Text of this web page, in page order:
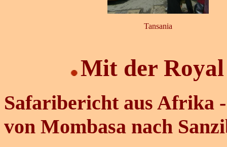
Tansania
Mit der
Safaribericht aus Afrika
von Mombasa nach